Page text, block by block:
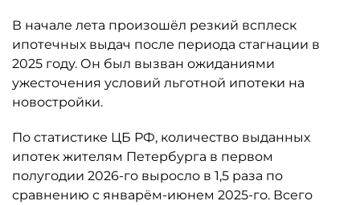
В начале лета произошёл резкий всплеск
ипотечных выдач после периода стагнации в
2025 году. Он был вызван ожиданиями
ужесточения условий льготной ипотеки на
новостройки.
По статистике ЦБ РФ, количество выданных
ипотек жителям Петербурга в первом
полугодии 2026-го выросло в 1,5 раза по
сравнению с январём-июнем 2025-го. Всего